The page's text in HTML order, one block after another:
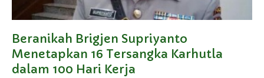
Beranikah Brigjen Supriyanto
Menetapkan 16 Tersangka Karhutla
dalam 100 Hari Kerja